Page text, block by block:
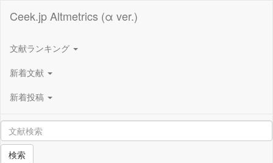
Ceek.jp Altmetrics (α ver.)
文献ランキング
新着文献
新着投稿
検索